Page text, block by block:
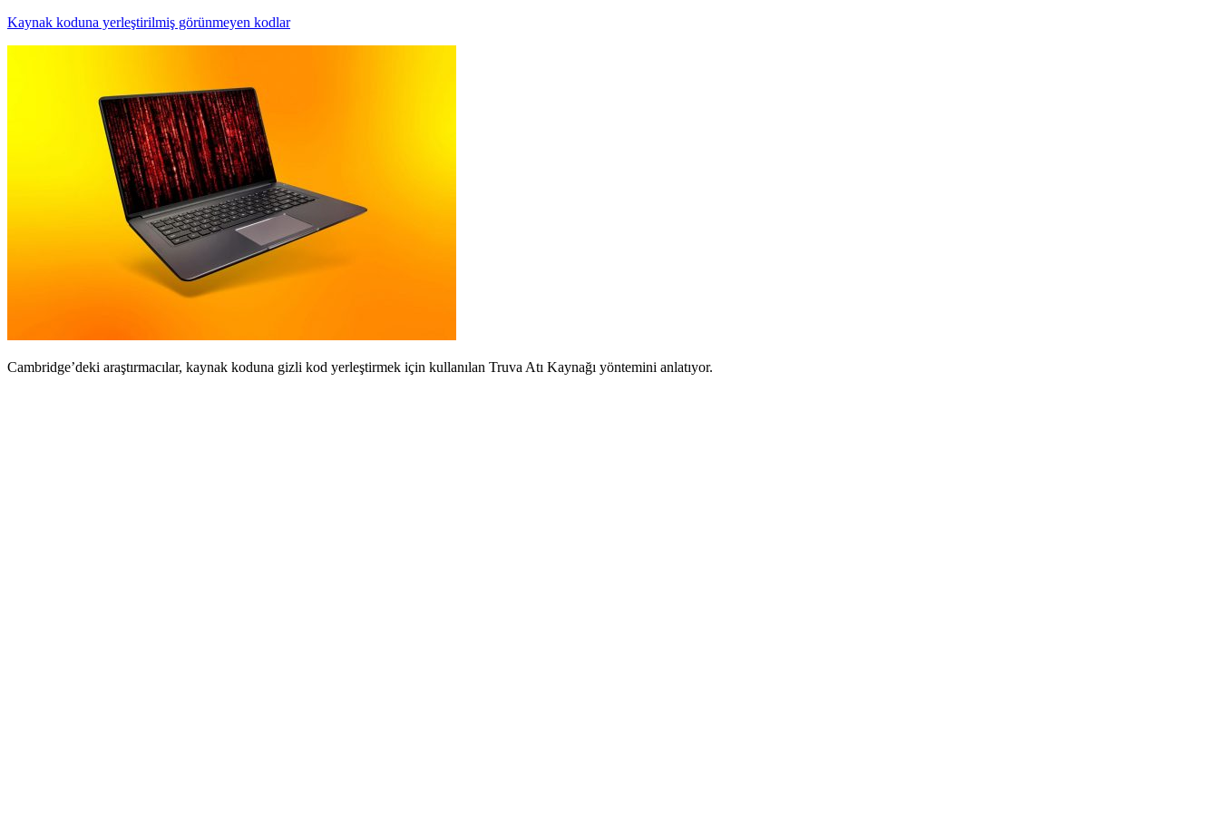
Kaynak koduna yerleştirilmiş görünmeyen kodlar
Cambridge’deki araştırmacılar, kaynak koduna gizli kod yerleştirmek için kullanılan Truva Atı Kaynağı yöntemini anlatıyor.